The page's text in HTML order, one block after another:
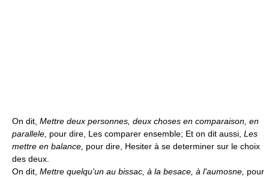
On dit, Mettre deux personnes, deux choses en comparaison, en
parallele, pour dire, Les comparer ensemble; Et on dit aussi, Les
mettre en balance, pour dire, Hesiter à se determiner sur le choix
des deux.
On dit, Mettre quelqu'un au bissac, à la besace, à l'aumosne, pour